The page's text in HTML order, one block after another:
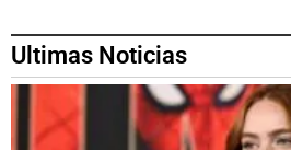
Ultimas Noticias